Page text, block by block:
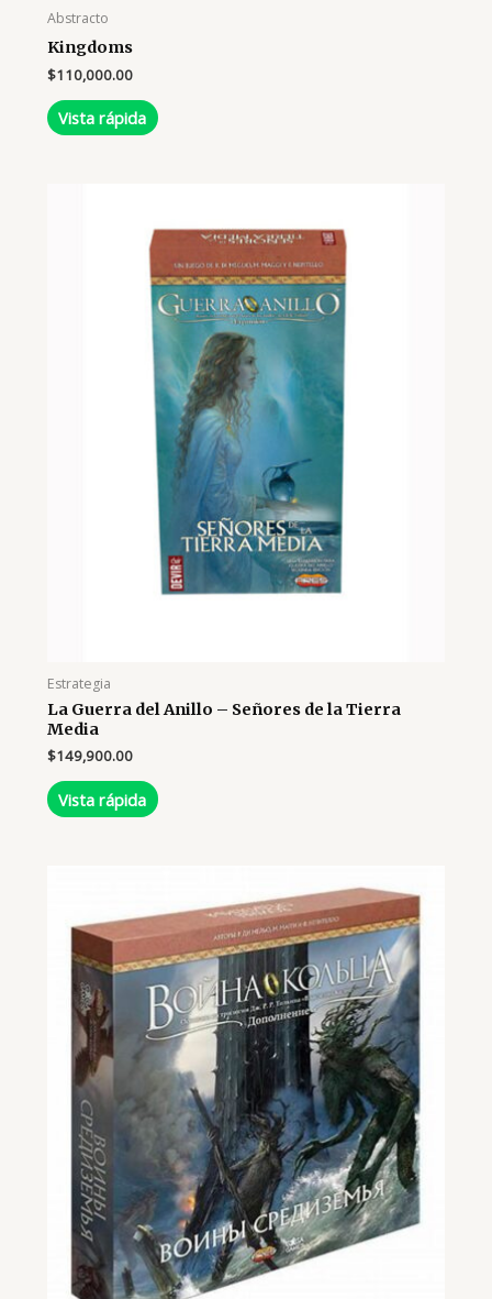
Abstracto
Kingdoms
$110,000.00
Vista rápida
Estrategia
La Guerra del Anillo – Señores de la Tierra
Media
$149,900.00
Vista rápida